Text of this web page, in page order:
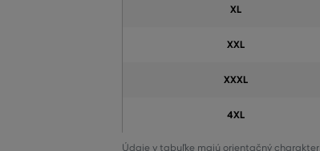
Údaje v tabuľke majú orientačný charakter
XL
XXL
XXXL
4XL